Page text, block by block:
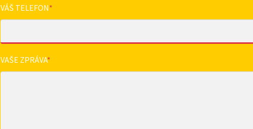
VÁŠ TELEFON*
VAŠE ZPRÁVA*